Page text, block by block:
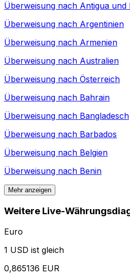
Überweisung nach Antigua und
Überweisung nach Argentinien
Überweisung nach Armenien
Überweisung nach Australien
Überweisung nach Österreich
Überweisung nach Bahrain
Überweisung nach Bangladesch
Überweisung nach Barbados
Überweisung nach Belgien
Überweisung nach Benin
Mehr anzeigen
Weitere Live-
Euro
1 USD ist gleich
0,865136 EUR